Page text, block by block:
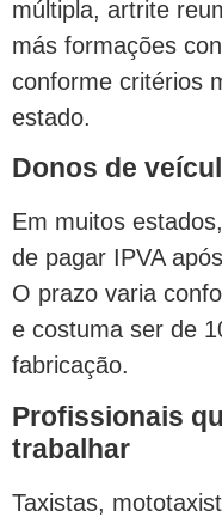
múltipla, artrite
más formações
conforme critérios
estado.
Donos de
Em muitos
de pagar IPVA
O prazo varia
e costuma ser de
fabricação.
Profissionais
trabalhar
Taxistas,